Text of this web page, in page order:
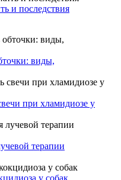
и последствия
виды,
при хламидиозе у
терапии